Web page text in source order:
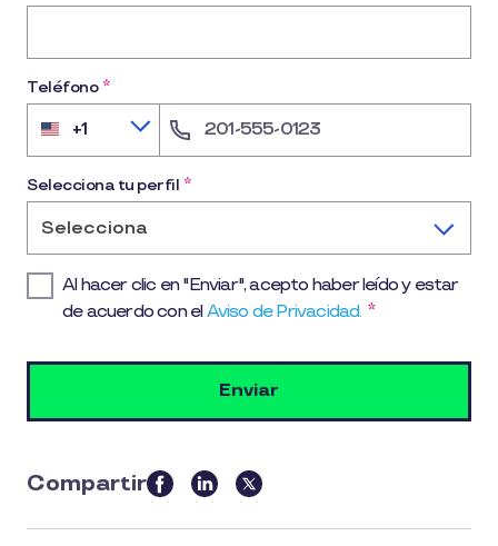
Teléfono *
United
+1
Selecciona tu perfil *
Selecciona
Al hacer clic en "Enviar", acepto haber leído y estar
de acuerdo con elAviso de Privacidad. *
Compartir
this
article